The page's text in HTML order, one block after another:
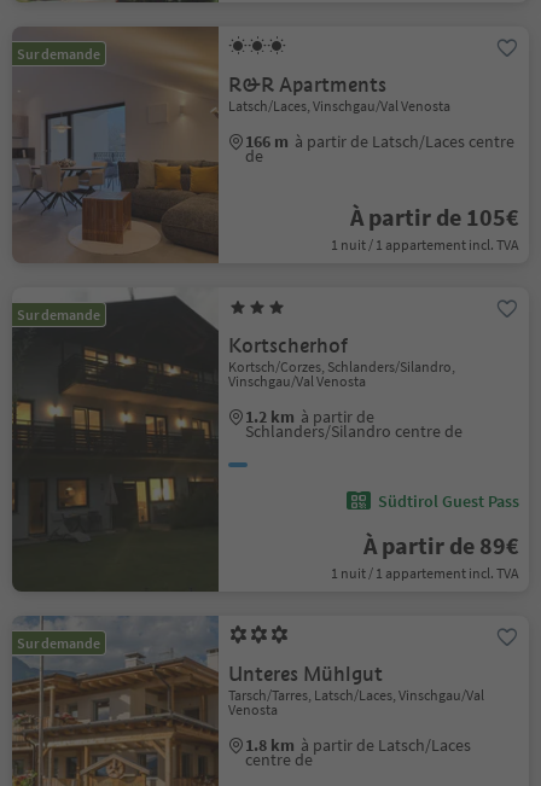
Sur demande
R&R Apartments
Latsch/Laces, Vinschgau/Val Venosta
166 m à partir de Latsch/Laces centre
de
À partir de 105€
1 nuit / 1 appartement incl. TVA
Sur demande
Kortscherhof
Kortsch/Corzes, Schlanders/Silandro,
Vinschgau/Val Venosta
1.2 km à partir de
Schlanders/Silandro centre de
Südtirol Guest Pass
À partir de 89€
1 nuit / 1 appartement incl. TVA
Sur demande
Unteres Mühlgut
Tarsch/Tarres, Latsch/Laces, Vinschgau/Val
Venosta
1.8 km à partir de Latsch/Laces
centre de